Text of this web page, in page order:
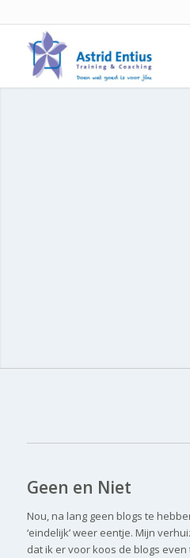
Geen en Niet
Nou, na lang geen blogs te
‘eindelijk’ weer eentje. Mijn
dat ik er voor koos de blogs